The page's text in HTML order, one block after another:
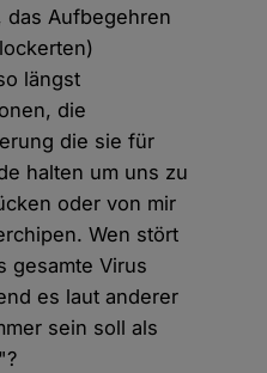
das Aufbegehren
längst
die
die sie für
halten um uns zu
oder von mir
Wen stört
gesamte Virus
es laut anderer
sein soll als